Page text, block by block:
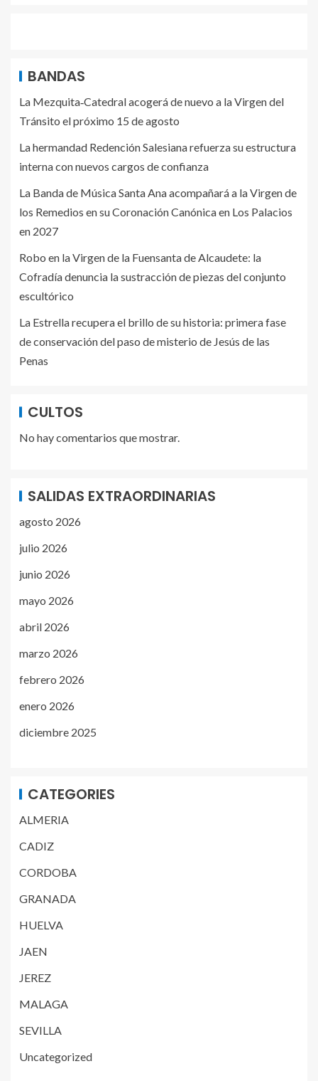
BANDAS
La Mezquita‑Catedral acogerá de nuevo a la Virgen del
Tránsito el próximo 15 de agosto
La hermandad Redención Salesiana refuerza su estructura
interna con nuevos cargos de confianza
La Banda de Música Santa Ana acompañará a la Virgen de
los Remedios en su Coronación Canónica en Los Palacios
en 2027
Robo en la Virgen de la Fuensanta de Alcaudete: la
Cofradía denuncia la sustracción de piezas del conjunto
escultórico
La Estrella recupera el brillo de su historia: primera fase
de conservación del paso de misterio de Jesús de las
Penas
CULTOS
No hay comentarios que mostrar.
SALIDAS EXTRAORDINARIAS
agosto 2026
julio 2026
junio 2026
mayo 2026
abril 2026
marzo 2026
febrero 2026
enero 2026
diciembre 2025
CATEGORIES
ALMERIA
CADIZ
CORDOBA
GRANADA
HUELVA
JAEN
JEREZ
MALAGA
SEVILLA
Uncategorized